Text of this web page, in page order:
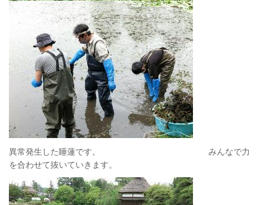
異常発生した睡蓮です。 みんなで力
を合わせて抜いていきます。